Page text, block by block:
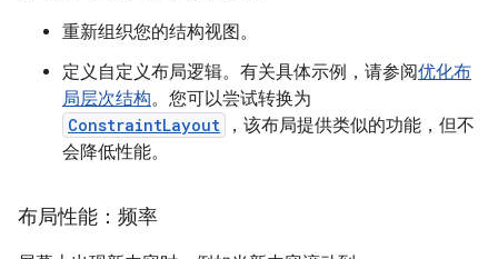
重新组织您的结构视图。
定义自定义布局逻辑。有关具体示例，请参阅优化布
局层次结构。您可以尝试转换为
ConstraintLayout
，该布局提供类似的功能，但不
会降低性能。
布局性能：频率